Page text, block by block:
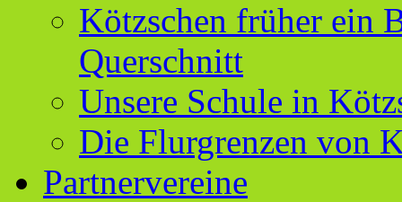
Kötzschen früher ein
Querschnitt
Unsere Schule in
Die Flurgrenzen von
Partnervereine